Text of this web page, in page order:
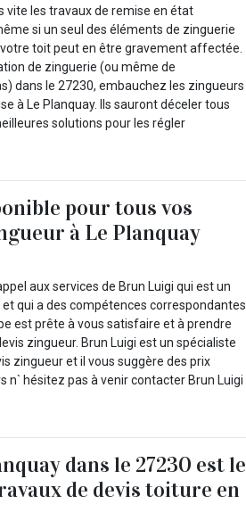
les travaux de remise en état
si un seul des éléments de zinguerie
toit peut en être gravement affectée.
de zinguerie (ou même de
dans le 27230, embauchez les zingueurs
à Le Planquay. Ils sauront déceler tous
solutions pour les régler
pour tous vos
à Le Planquay
aux services de Brun Luigi qui est un
qui a des compétences correspondantes
est prête à vous satisfaire et à prendre
zingueur. Brun Luigi est un spécialiste
zingueur et il vous suggère des prix
n` hésitez pas à venir contacter Brun Luigi
dans le 27230 est le
de devis toiture en